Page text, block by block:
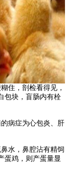
住，剖检看得见，
包块，盲肠内有栓
病症为心包炎、肝
水，鼻腔沾有精饲
蛋鸡，则产蛋量显